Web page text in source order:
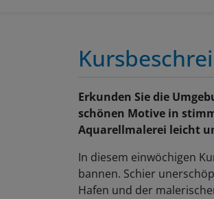
Erkunden Sie die
schönen Motive in
Aquarellmalerei leicht
In diesem einwöchigen
bannen. Schier
Hafen und der